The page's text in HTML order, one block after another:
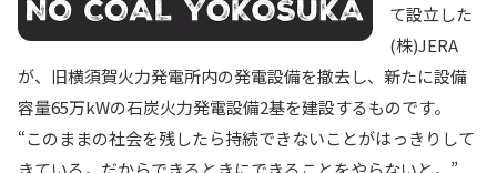
て設立した
(株)JERA
が、旧横須賀火力発電所内の発電設備を撤去し、新たに設備
容量65万kWの石炭火力発電設備2基を建設するものです。
“このままの社会を残したら持続できないことがはっきりして